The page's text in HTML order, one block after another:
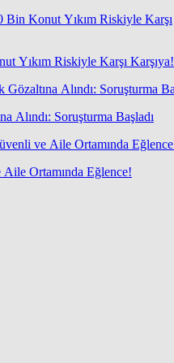
Yıkım Riskiyle Karşı Karşıya!
Alındı: Soruşturma Başladı
Ortamında Eğlence!